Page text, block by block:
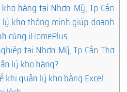
hàng tại Nhơn Mỹ, Tp Cần
lý kho thông minh giúp doanh
cùng iHomePlus
tại Nhơn Mỹ, Tp Cần Thơ
lý kho hàng?
khi quản lý kho bằng Excel